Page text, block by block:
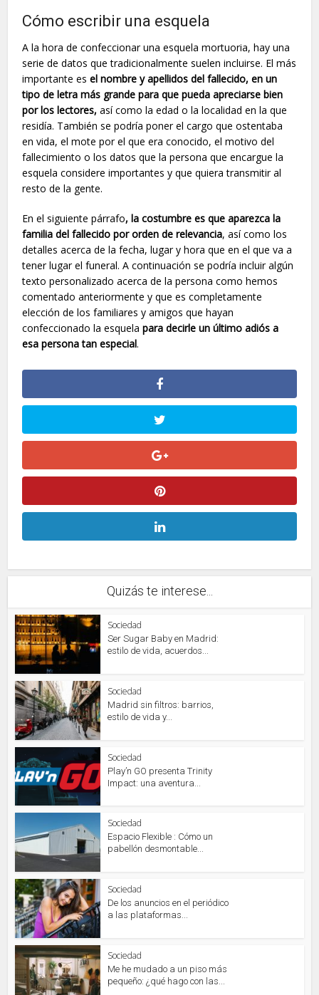
Cómo escribir una esquela
A la hora de confeccionar una esquela mortuoria, hay una
serie de datos que tradicionalmente suelen incluirse. El más
importante es el nombre y apellidos del fallecido, en un
tipo de letra más grande para que pueda apreciarse bien
por los lectores, así como la edad o la localidad en la que
residía. También se podría poner el cargo que ostentaba
en vida, el mote por el que era conocido, el motivo del
fallecimiento o los datos que la persona que encargue la
esquela considere importantes y que quiera transmitir al
resto de la gente.
En el siguiente párrafo, la costumbre es que aparezca la
familia del fallecido por orden de relevancia, así como los
detalles acerca de la fecha, lugar y hora que en el que va a
tener lugar el funeral. A continuación se podría incluir algún
texto personalizado acerca de la persona como hemos
comentado anteriormente y que es completamente
elección de los familiares y amigos que hayan
confeccionado la esquelapara decirle un último adiós a
esa persona tan especial.
Quizás te interese...
Sociedad
Ser Sugar Baby en Madrid:
estilo de vida, acuerdos...
Sociedad
Madrid sin filtros: barrios,
estilo de vida y...
Sociedad
Play’n GO presenta Trinity
Impact: una aventura...
Sociedad
Espacio Flexible : Cómo un
pabellón desmontable...
Sociedad
De los anuncios en el periódico
a las plataformas...
Sociedad
Me he mudado a un piso más
pequeño: ¿qué hago con las...